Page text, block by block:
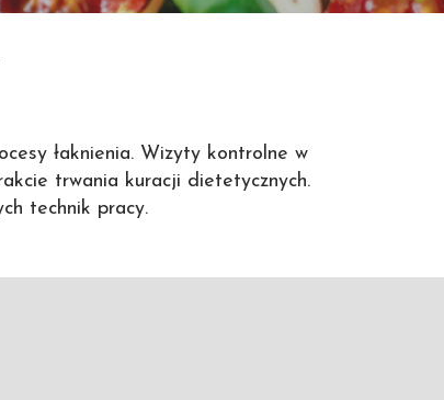
łaknienia. Wizyty kontrolne w
trwania kuracji dietetycznych.
technik pracy.